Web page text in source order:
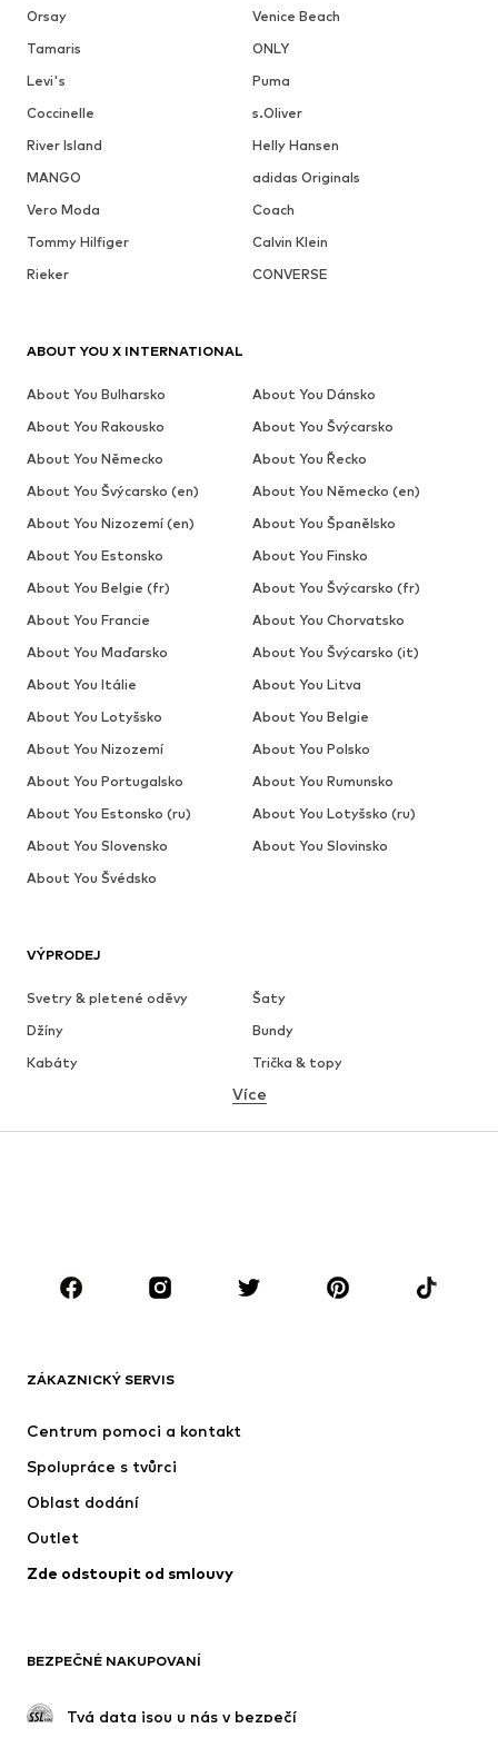
Orsay
Venice Beach
Tamaris
ONLY
Levi's
Puma
Coccinelle
s.Oliver
River Island
Helly Hansen
MANGO
adidas Originals
Vero Moda
Coach
Tommy Hilfiger
Calvin Klein
Rieker
CONVERSE
VÝPRODEJ
Svetry & pletené oděvy
Šaty
Džíny
Bundy
Kabáty
Trička & topy
Spodní prádlo
Sukně
Halenky & tuniky
Doplňky
Premium
Nové
Bundy
Spodní prádlo
Kabáty
Plavky
Upcyklace
Více
ZÁKAZNICKÝ SERVIS
Centrum pomoci a kontakt
Spolupráce s tvůrci
Oblast dodání
Outlet
Zde odstoupit od smlouvy
BEZPEČNÉ NAKUPOVANÍ
Tvá data jsou u nás v bezpečí
ABOUT YOU X INTERNATIONAL
About You Bulharsko
About You Dánsko
About You Rakousko
About You Švýcarsko
About You Německo
About You Řecko
About You Švýcarsko (en)
About You Německo (en)
About You Nizozemí (en)
About You Španělsko
About You Estonsko
About You Finsko
About You Belgie (fr)
About You Švýcarsko (fr)
About You Francie
About You Chorvatsko
About You Maďarsko
About You Švýcarsko (it)
About You Itálie
About You Litva
About You Lotyšsko
About You Belgie
About You Nizozemí
About You Polsko
About You Portugalsko
About You Rumunsko
About You Estonsko (ru)
About You Lotyšsko (ru)
About You Slovensko
About You Slovinsko
About You Švédsko